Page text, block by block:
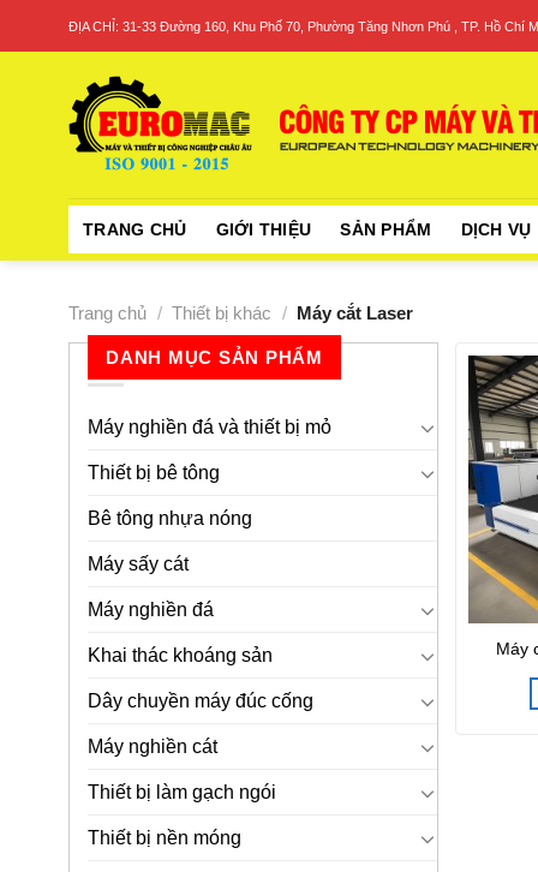
ĐỊA CHỈ: 31-33 Đường 160, Khu Phố 70, Phường Tăng Nhơn Phú , TP. Hồ Chí
TRANG CHỦ GIỚI THIỆU SẢN PHẨM DỊCH VỤ
Trang chủ / Thiết bị khác / Máy cắt Laser
DANH MỤC SẢN PHẨM
Máy nghiền đá và thiết bị mỏ
Thiết bị bê tông
Bê tông nhựa nóng
Máy sấy cát
Máy nghiền đá
Khai thác khoáng sản
Dây chuyền máy đúc cống
Máy nghiền cát
Thiết bị làm gạch ngói
Thiết bị nền móng
Máy